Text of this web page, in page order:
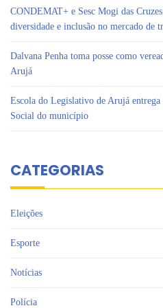
CONDEMAT+ e Sesc Mogi das
diversidade e inclusão no mercado de
Dalvana Penha toma posse como
Arujá
Escola do Legislativo de Arujá
Social do município
CATEGORIAS
Eleições
Esporte
Notícias
Polícia